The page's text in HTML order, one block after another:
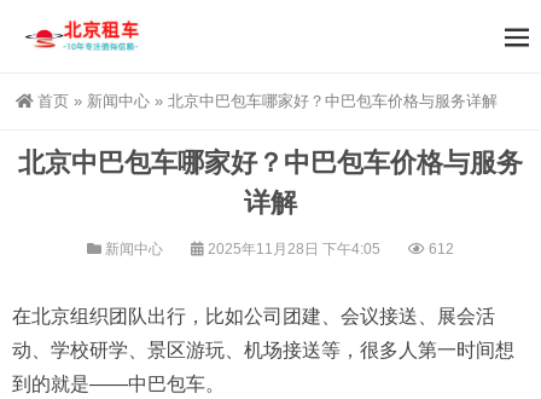
首页 » 新闻中心 » 北京中巴包车哪家好？中巴包车价格与服务详解
北京中巴包车哪家好？中巴包车价格与服务
详解
新闻中心 2025年11月28日 下午4:05 612
在北京组织团队出行，比如公司团建、会议接送、展会活
动、学校研学、景区游玩、机场接送等，很多人第一时间想
到的就是——中巴包车。